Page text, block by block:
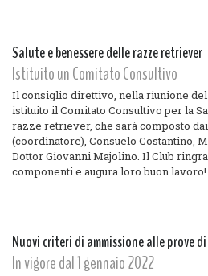
Salute e benessere delle razze retriever
Istituito un Comitato Consultivo
Il consiglio direttivo, nella riunione
istituito il Comitato Consultivo per la
razze retriever, che sarà composto
(coordinatore), Consuelo Costantino,
Dottor Giovanni Majolino. Il Club
componenti e augura loro buon lavoro!
Nuovi criteri di ammissione alle prove
In vigore dal 1 gennaio 2022